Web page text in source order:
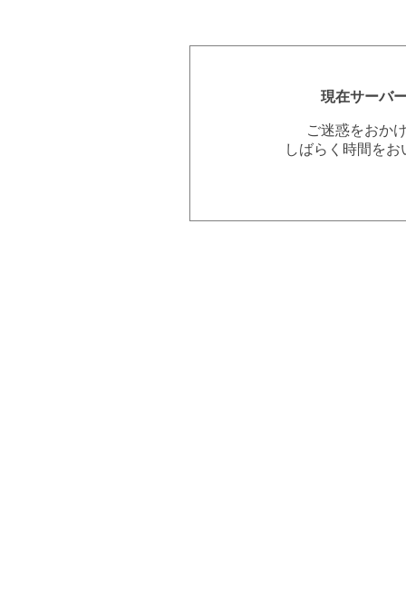
現在サーバ
ご迷惑をおか
しばらく時間を